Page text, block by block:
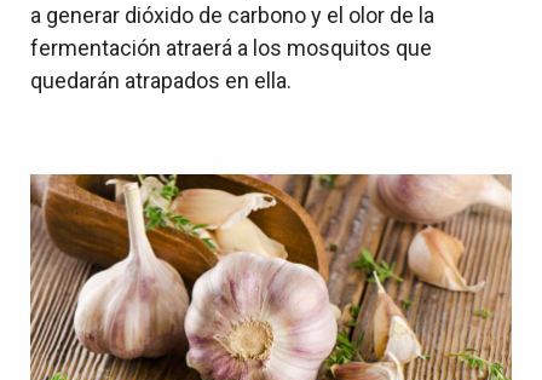
a generar dióxido de carbono y el olor de la
fermentación atraerá a los mosquitos que
quedarán atrapados en ella.